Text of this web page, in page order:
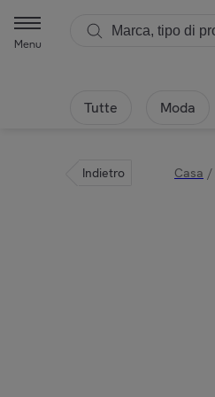
Menu
Tutte Moda
Indietro Casa /